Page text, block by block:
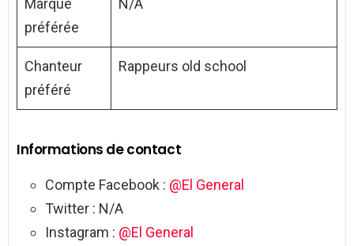
préférée
Chanteur
préféré
Rappeurs old school
Informations de contact
Compte Facebook : @El General
Twitter : N/A
Instagram : @El General